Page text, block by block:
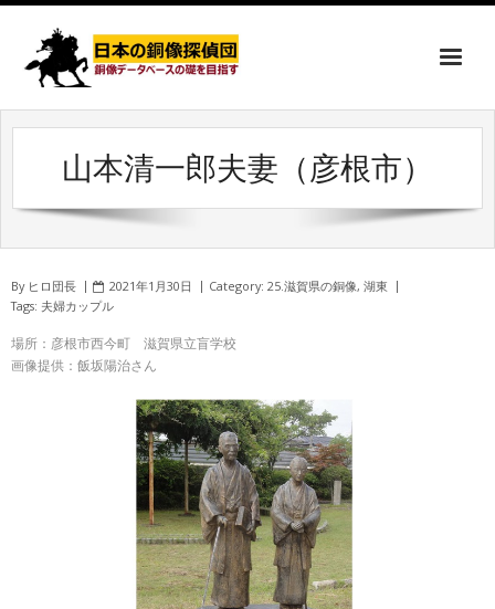
山本清一郎夫妻（彦根市）
By ヒロ団長 2021年1月30日 Category: 25.滋賀県の銅像, 湖東
Tags: 夫婦カップル
場所：彦根市西今町 滋賀県立盲学校
画像提供：飯坂陽治さん